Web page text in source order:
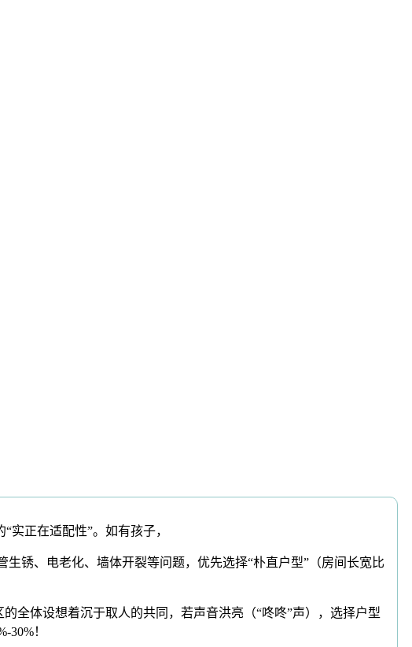
正在适配性”。如有孩子，
锈、电老化、墙体开裂等问题，优先选择“朴直户型”（房间长宽比
体设想着沉于取人的共同，若声音洪亮（“咚咚”声），选择户型
！